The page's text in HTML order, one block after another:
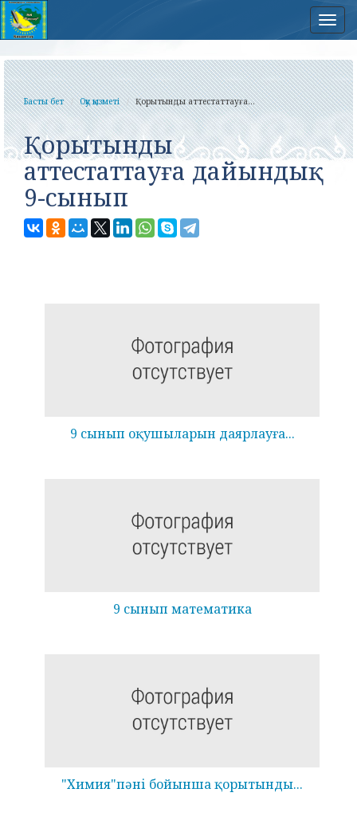
Басты бет Оқу қызметі Қорытынды аттестаттауға...
Қорытынды
аттестаттауға дайындық
9-сынып
9 сынып оқушыларын даярлауға...
9 сынып математика
"Химия"пәні бойынша қорытынды...